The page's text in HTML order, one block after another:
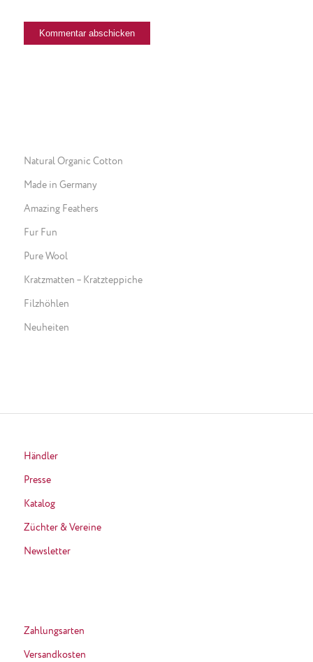
Natural Organic Cotton
Made in Germany
Amazing Feathers
Fur Fun
Pure Wool
Kratzmatten – Kratzteppiche
Filzhöhlen
Neuheiten
Händler
Presse
Katalog
Züchter & Vereine
Newsletter
Zahlungsarten
Versandkosten